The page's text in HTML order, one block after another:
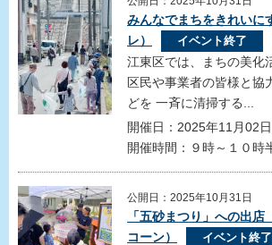
みんなでまちをきれいに
レ）
イベント終了
江東区では、まちの美化
区民や事業者の皆様と協
どを 一斉に清掃する...
開催日：2025年11月02日
開催時間：９時～１０時
公開日：2025年10月31日
「五砂まつり」への出
コーン）
イベント終了